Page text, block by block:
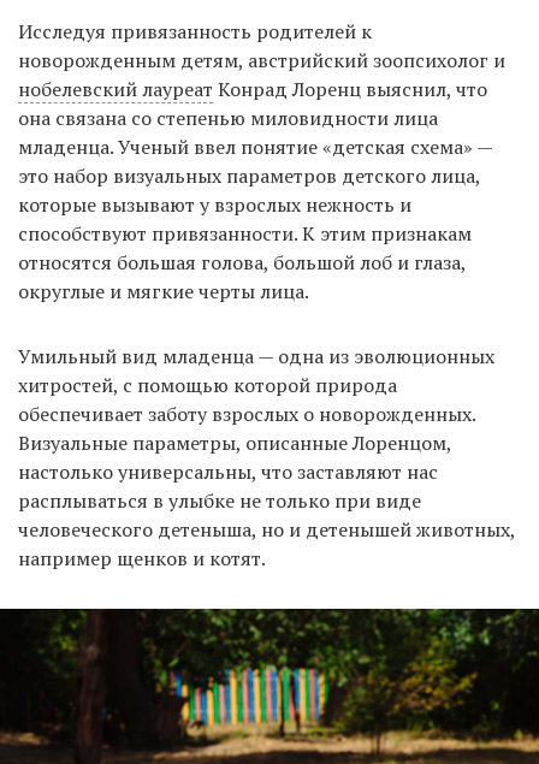
Исследуя привязанность родителей к
новорожденным детям, австрийский зоопсихолог и
нобелевский лауреат Конрад Лоренц выяснил, что
она связана со степенью миловидности лица
младенца. Ученый ввел понятие «детская схема» —
это набор визуальных параметров детского лица,
которые вызывают у взрослых нежность и
способствуют привязанности. К этим признакам
относятся большая голова, большой лоб и глаза,
округлые и мягкие черты лица.
Умильный вид младенца — одна из эволюционных
хитростей, с помощью которой природа
обеспечивает заботу взрослых о новорожденных.
Визуальные параметры, описанные Лоренцом,
настолько универсальны, что заставляют нас
расплываться в улыбке не только при виде
человеческого детеныша, но и детенышей животных,
например щенков и котят.